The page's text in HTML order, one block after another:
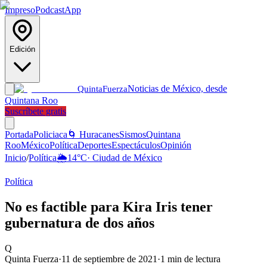
ImpresoPodcastApp
Edición
QuintaFuerzaNoticias de México, desde
Quintana Roo
Suscríbete gratis
PortadaPoliciaca 🌀 HuracanesSismosQuintana
RooMéxicoPolíticaDeportesEspectáculosOpinión
Inicio/Política🌦️14°C· Ciudad de México
Política
No es factible para Kira Iris tener
gubernatura de dos años
Q
Quinta Fuerza·11 de septiembre de 2021 ·1 min de lectura